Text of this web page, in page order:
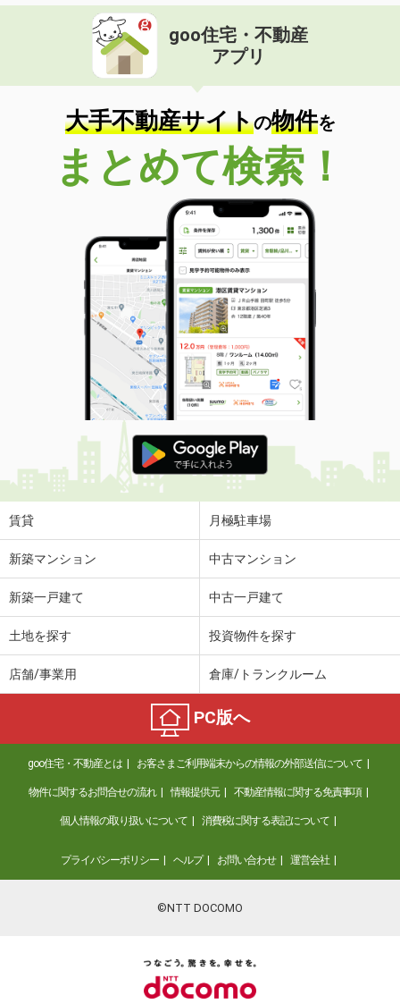
goo住宅・不動産
アプリ
大手不動産サイトの物件を
まとめて検索！
賃貸 月極駐車場
新築マンション 中古マンション
新築一戸建て 中古一戸建て
土地を探す 投資物件を探す
店舗/事業用 倉庫/トランクルーム
PC版へ
goo住宅・不動産とは お客さまご利用端末からの情報の外部送信について
物件に関するお問合せの流れ 情報提供元 不動産情報に関する免責事項
個人情報の取り扱いについて 消費税に関する表記について
プライバシーポリシー ヘルプ お問い合わせ 運営会社
©NTT DOCOMO